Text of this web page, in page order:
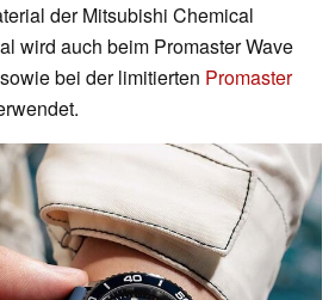
der Mitsubishi Chemical
wird auch beim Promaster Wave
bei der limitierten Promaster